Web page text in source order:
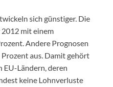
sich günstiger. Die
mit einem
Andere Prognosen
aus. Damit gehört
EU-Ländern, deren
keine Lohnverluste